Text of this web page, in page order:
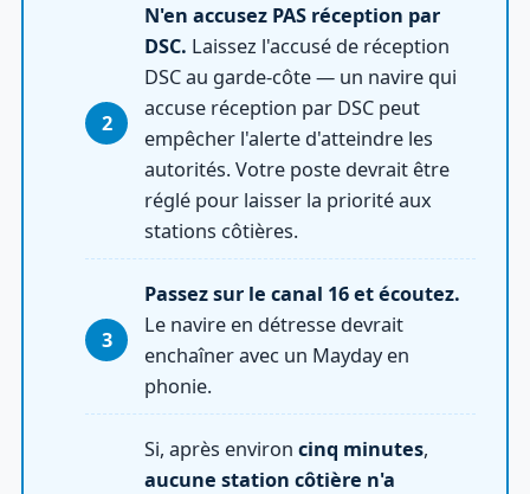
N'en accusez PAS réception par
DSC. Laissez l'accusé de réception
DSC au garde-côte — un navire qui
accuse réception par DSC peut
empêcher l'alerte d'atteindre les
autorités. Votre poste devrait être
réglé pour laisser la priorité aux
stations côtières.
Passez sur le canal 16 et écoutez.
Le navire en détresse devrait
enchaîner avec un Mayday en
phonie.
Si, après environ cinq minutes,
aucune station côtière n'a